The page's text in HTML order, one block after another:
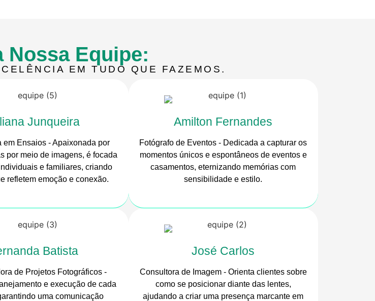
Nossa Equipe:
EM TUDO QUE FAZEMOS.
Junqueira
em Ensaios - Apaixonada por
por meio de imagens, é focada
e familiares, criando
refletem emoção e conexão.
Amilton Fernandes
Fotógrafo de Eventos - Dedicada a capturar os
momentos únicos e espontâneos de eventos e
casamentos, eternizando memórias com
sensibilidade e estilo.
Batista
de Projetos Fotográficos -
e execução de cada
uma comunicação
José Carlos
Consultora de Imagem - Orienta clientes sobre
como se posicionar diante das lentes,
ajudando a criar uma presença marcante em